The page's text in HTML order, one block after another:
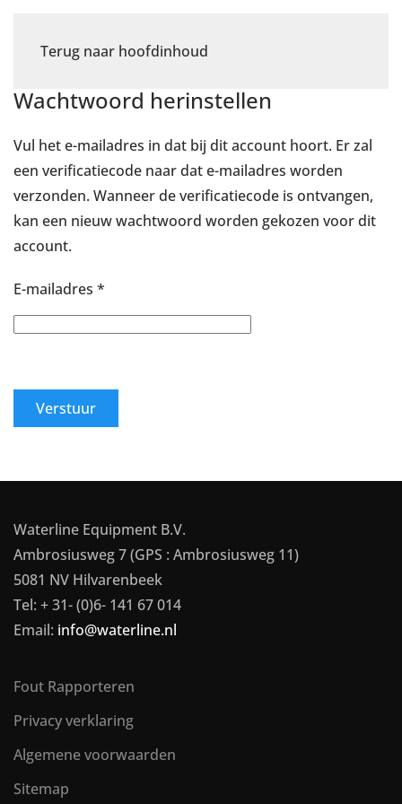
Terug naar hoofdinhoud
Wachtwoord herinstellen
Vul het e-mailadres in dat bij dit account hoort. Er zal
een verificatiecode naar dat e-mailadres worden
verzonden. Wanneer de verificatiecode is ontvangen,
kan een nieuw wachtwoord worden gekozen voor dit
account.
E-mailadres *
Verstuur
Waterline Equipment B.V.
Ambrosiusweg 7 (GPS : Ambrosiusweg 11)
5081 NV Hilvarenbeek
Tel: + 31- (0)6- 141 67 014
Email: info@waterline.nl
Fout Rapporteren
Privacy verklaring
Algemene voorwaarden
Sitemap